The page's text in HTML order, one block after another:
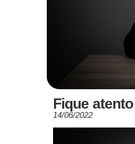
Fique
14/06/2022